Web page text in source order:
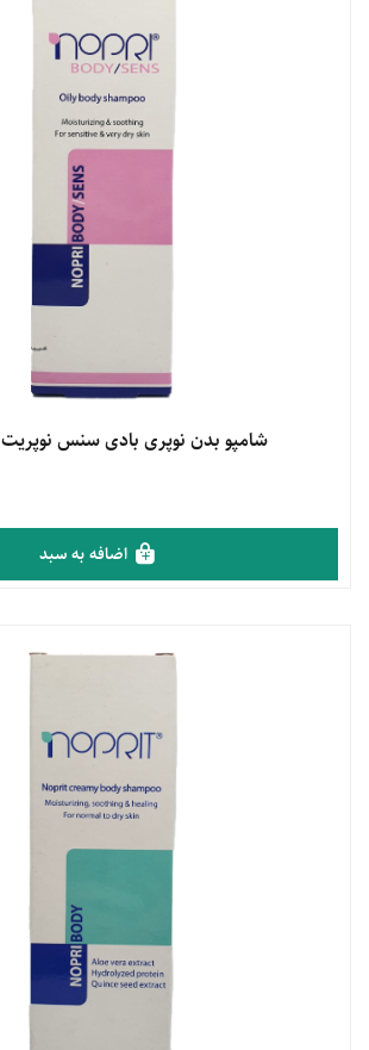
مشاهده محصولشامپو بدن نوپری بادی سنس نوپریت noprit
اضافه به سبد